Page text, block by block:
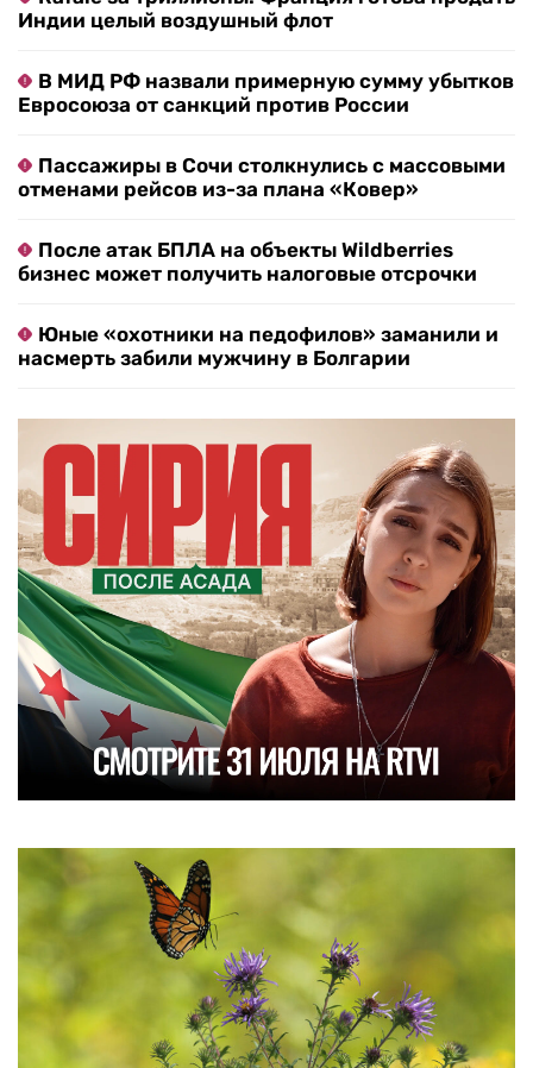
Индии целый воздушный флот
В МИД РФ назвали примерную сумму убытков
Евросоюза от санкций против России
Пассажиры в Сочи столкнулись с массовыми
отменами рейсов из-за плана «Ковер»
После атак БПЛА на объекты Wildberries
бизнес может получить налоговые отсрочки
Юные «охотники на педофилов» заманили и
насмерть забили мужчину в Болгарии